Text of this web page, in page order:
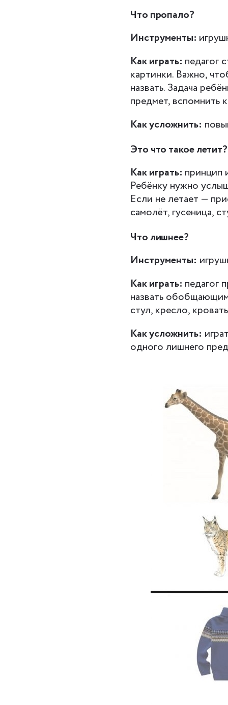
Что пропало?
Инструменты:
Как играть: педагог
картинки. Важно,
назвать. Задача
предмет, вспомнить
Как усложнить:
Это что такое летит?
Как играть: принцип
Ребёнку нужно
Если не летает —
самолёт, гусеница,
Что лишнее?
Инструменты:
Как играть: педагог
назвать
стул, кресло,
Как усложнить:
одного лишнего